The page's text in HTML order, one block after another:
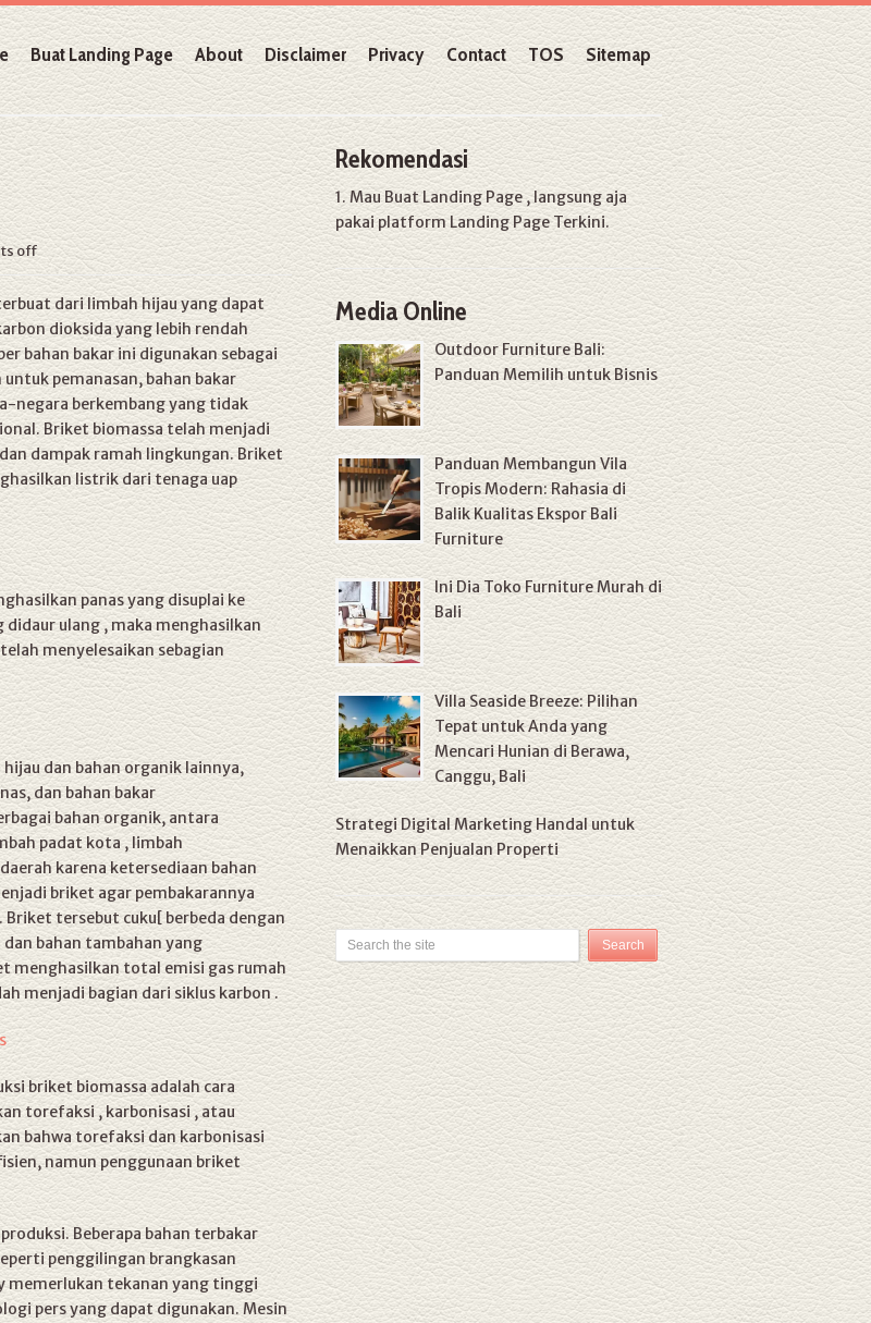
Buat Landing Page About Disclaimer Privacy Contact TOS Sitemap
off
dari limbah hijau yang dapat
dioksida yang lebih rendah
bahan bakar ini digunakan sebagai
pemanasan, bahan bakar
negara berkembang yang tidak
Briket biomassa telah menjadi
dampak ramah lingkungan. Briket
listrik dari tenaga uap
panas yang disuplai ke
ulang , maka menghasilkan
menyelesaikan sebagian
dan bahan organik lainnya,
dan bahan bakar
bahan organik, antara
padat kota , limbah
karena ketersediaan bahan
briket agar pembakarannya
tersebut cuku[ berbeda dengan
bahan tambahan yang
menghasilkan total emisi gas rumah
menjadi bagian dari siklus karbon .
briket biomassa adalah cara
torefaksi , karbonisasi , atau
bahwa torefaksi dan karbonisasi
namun penggunaan briket
Beberapa bahan terbakar
penggilingan brangkasan
memerlukan tekanan yang tinggi
pers yang dapat digunakan. Mesin
Rekomendasi
1. MauBuat Landing Page, langsung aja
pakai platform Landing Page Terkini.
Media Online
Outdoor Furniture Bali:
Panduan Memilih untuk Bisnis
Panduan Membangun Vila
Tropis Modern: Rahasia di
Balik Kualitas Ekspor Bali
Furniture
Ini Dia Toko Furniture Murah di
Bali
Villa Seaside Breeze: Pilihan
Tepat untuk Anda yang
Mencari Hunian di Berawa,
Canggu, Bali
Strategi Digital Marketing Handal untuk
Menaikkan Penjualan Properti